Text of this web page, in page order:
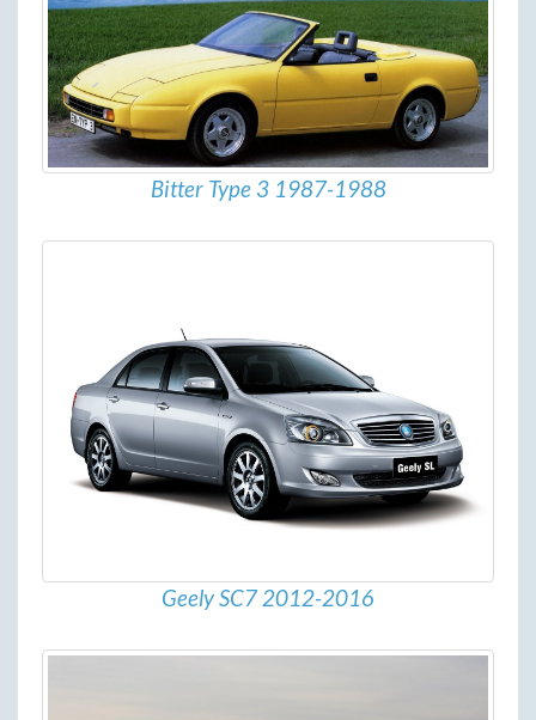
Bitter Type 3 1987-1988
Geely SC7 2012-2016